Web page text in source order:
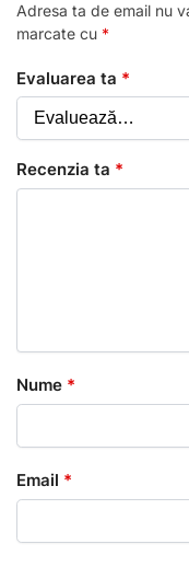
Adresa ta de email nu
marcate cu *
Evaluarea ta *
Recenzia ta *
Nume *
Email *